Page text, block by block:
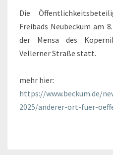
Die
Freibads Neubeckum am
der Mensa des
Vellerner Straße statt.
mehr hier:
https://www.beckum.de/
2025/anderer-ort-fuer-